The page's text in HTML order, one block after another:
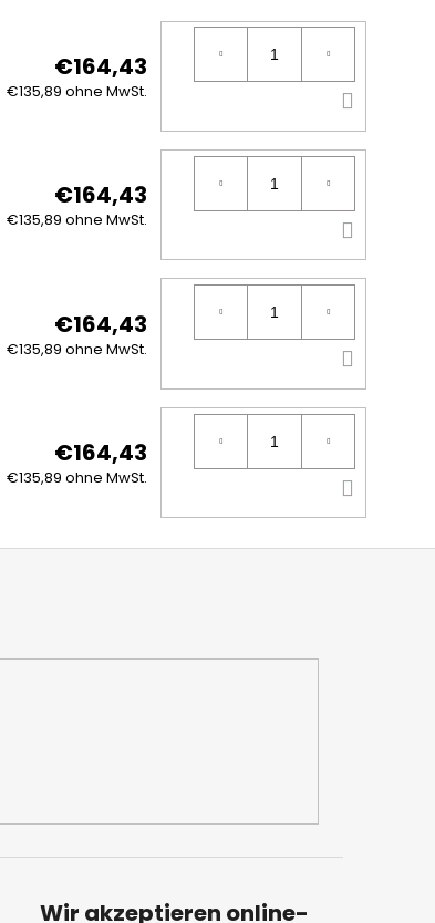
€164,43
€135,89 ohne MwSt.
DEN
€164,43
€135,89 ohne MwSt.
DEN
€164,43
€135,89 ohne MwSt.
DEN
€164,43
€135,89 ohne MwSt.
DEN
Wir akzeptieren online-